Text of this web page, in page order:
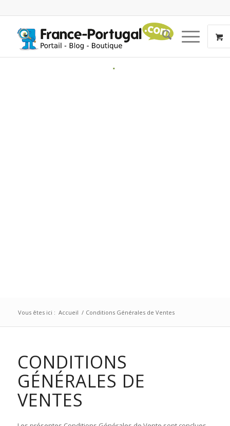
Vous êtes ici : Accueil / Conditions Générales de Ventes
CONDITIONS
GÉNÉRALES DE
VENTES